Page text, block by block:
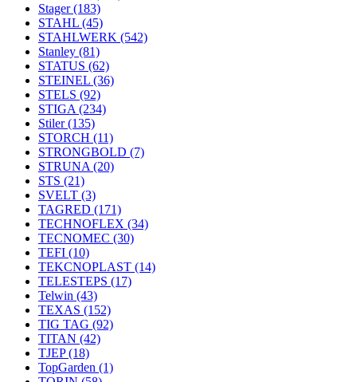
Stager(183)
STAHL (45)
STAHLWERK (542)
Stanley (81)
STATUS (62)
STEINEL (36)
STELS (92)
STIGA (234)
Stiler(135)
STORCH (11)
STRONGBOLD (7)
STRUNA (20)
STS (21)
SVELT (3)
TAGRED (171)
TECHNOFLEX (34)
TECNOMEC (30)
TEFI (10)
TEKCNOPLAST (14)
TELESTEPS (17)
Telwin (43)
TEXAS (152)
TIG TAG (92)
TITAN (42)
TJEP(18)
TopGarden (1)